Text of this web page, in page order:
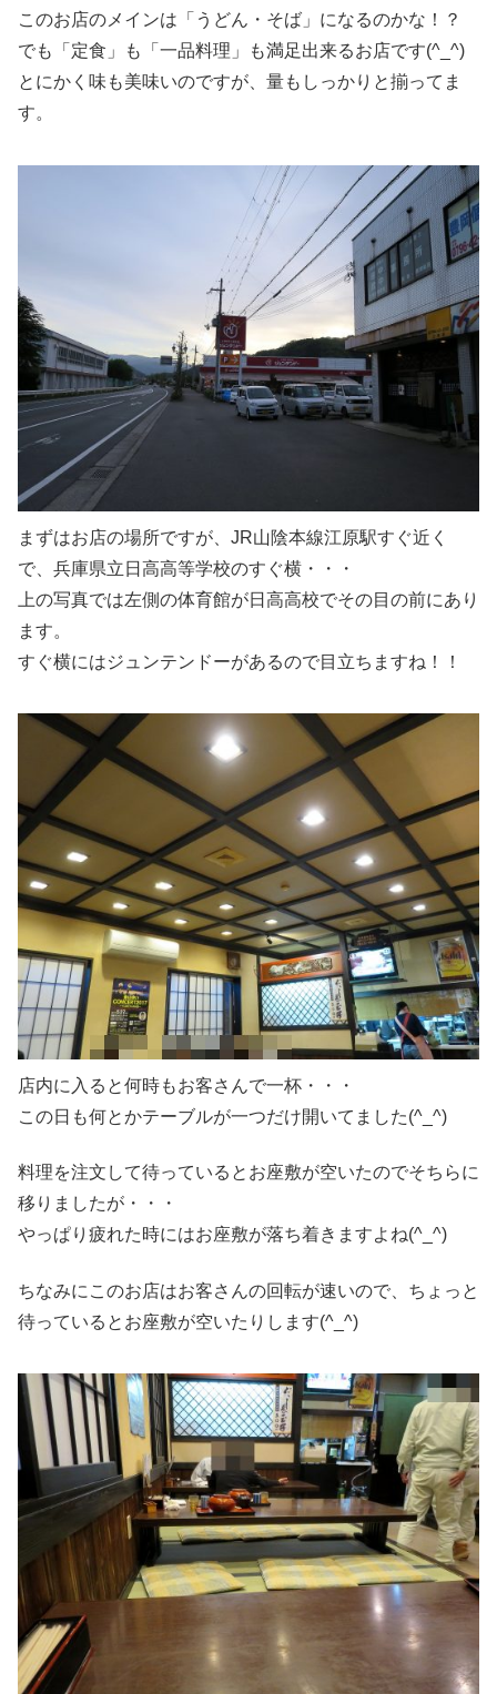
このお店のメインは「うどん・そば」になるのかな！？
でも「定食」も「一品料理」も満足出来るお店です(^_^)
とにかく味も美味いのですが、量もしっかりと揃ってま
す。
まずはお店の場所ですが、JR山陰本線江原駅すぐ近く
で、兵庫県立日高高等学校のすぐ横・・・
上の写真では左側の体育館が日高高校でその目の前にあり
ます。
すぐ横にはジュンテンドーがあるので目立ちますね！！
店内に入ると何時もお客さんで一杯・・・
この日も何とかテーブルが一つだけ開いてました(^_^)
料理を注文して待っているとお座敷が空いたのでそちらに
移りましたが・・・
やっぱり疲れた時にはお座敷が落ち着きますよね(^_^)
ちなみにこのお店はお客さんの回転が速いので、ちょっと
待っているとお座敷が空いたりします(^_^)